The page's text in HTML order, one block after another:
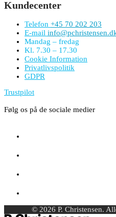
Kundecenter
Telefon +45 70 202 203
E-mail
Mandag – fredag
Kl. 7.30 – 17.30
Cookie Information
Privatlivspolitik
GDPR
Trustpilot
Følg os på de sociale medier
© 2026 P. Christensen.